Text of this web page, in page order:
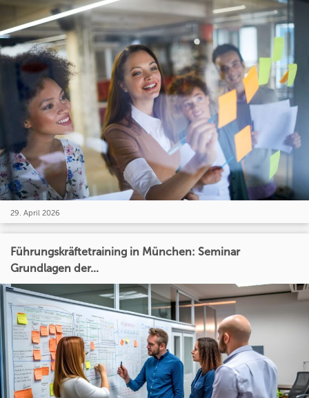
29. April 2026
Führungskräftetraining in München: Seminar
Grundlagen der...